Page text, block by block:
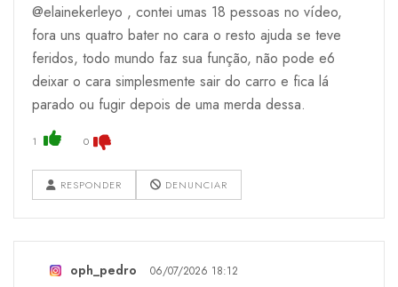
@elainekerleyo , contei umas 18 pessoas no vídeo,
fora uns quatro bater no cara o resto ajuda se teve
feridos, todo mundo faz sua função, não pode e6
deixar o cara simplesmente sair do carro e fica lá
parado ou fugir depois de uma merda dessa.
1 0
RESPONDER DENUNCIAR
oph_pedro 06/07/2026 18:12